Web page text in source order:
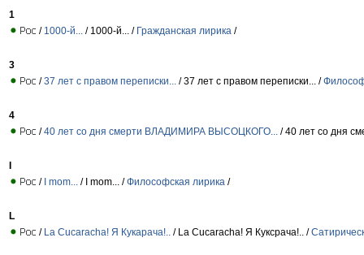
1
/ 1000-й... / 1000-й... / Гражданская лирика /
3
/37 лет с правом переписки... / 37 лет с правом переписки... /
4
/40 лет со дня смерти ВЛАДИМИРА ВЫСОЦКОГО... / 40 лет со дня
I
/ I mom... / I mom... /Философская лирика /
L
/ La Cucaracha! Я Кукарача!.. / La Cucaracha! Я Куксрача!.. /